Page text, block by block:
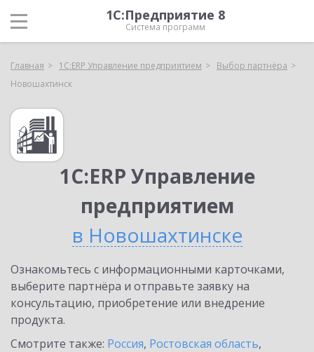
1С:Предприятие 8
Система программ
Главная 1С:ERP Управление предприятием
Выбор партнёра
Новошахтинск
1С:ERP Управление
предприятием
в Новошахтинске
Ознакомьтесь с информационными карточками,
выберите партнёра и отправьте заявку на
консультацию, приобретение или внедрение
продукта.
Смотрите также: Россия, Ростовская область,